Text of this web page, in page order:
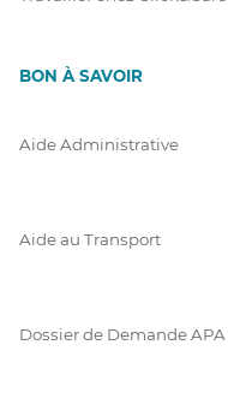
BON À SAVOIR
Aide Administrative
Aide au Transport
Dossier de Demande APA